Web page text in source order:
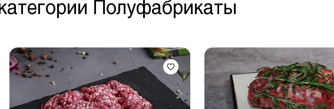
Полуфабрикаты